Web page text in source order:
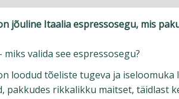
jõuline Itaalia espressosegu, mis
valida see espressosegu?
loodud tõeliste tugeva ja
rikkalikku maitset, täidlast